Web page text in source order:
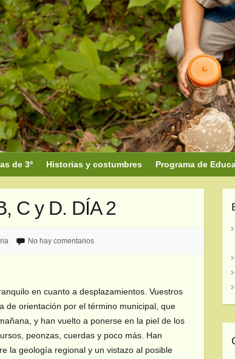
de 3º Historias y costumbres Programa de
C y D. DÍA 2
No hay comentarios
en cuanto a desplazamientos. Vuestros
de orientación por el término municipal, que
y han vuelto a ponerse en la piel de los
peonzas, cuerdas y poco más. Han
la geología regional y un vistazo al posible